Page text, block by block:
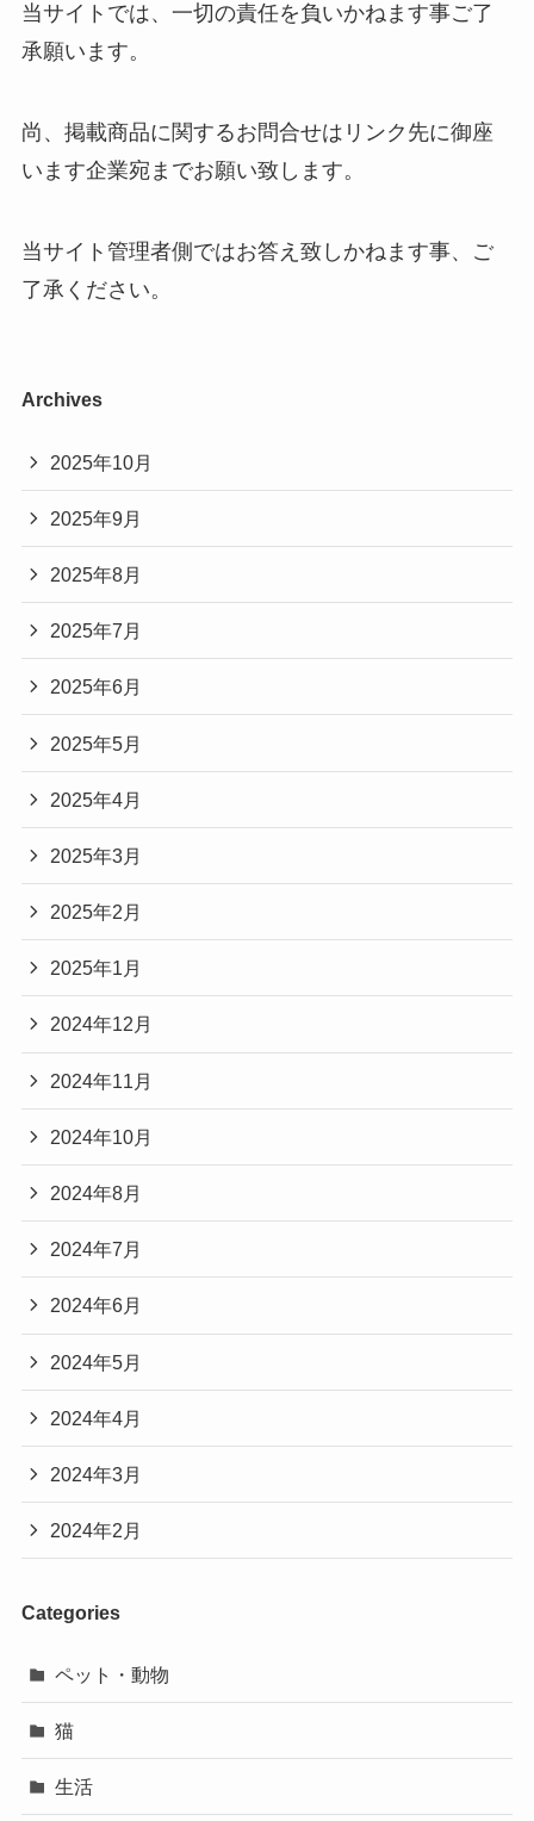
当サイトでは、一切の責任を負いかねます事ご了
承願います。
尚、掲載商品に関するお問合せはリンク先に御座
います企業宛までお願い致します。
当サイト管理者側ではお答え致しかねます事、ご
了承ください。
Archives
2025年10月
2025年9月
2025年8月
2025年7月
2025年6月
2025年5月
2025年4月
2025年3月
2025年2月
2025年1月
2024年12月
2024年11月
2024年10月
2024年8月
2024年7月
2024年6月
2024年5月
2024年4月
2024年3月
2024年2月
Categories
ペット・動物
猫
生活